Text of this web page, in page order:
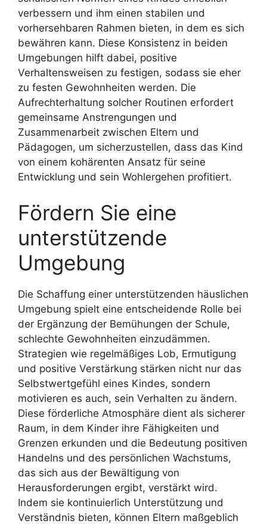
verbessern und ihm einen stabilen und
vorhersehbaren Rahmen bieten, in dem es sich
bewähren kann. Diese Konsistenz in beiden
Umgebungen hilft dabei, positive
Verhaltensweisen zu festigen, sodass sie eher
zu festen Gewohnheiten werden. Die
Aufrechterhaltung solcher Routinen erfordert
gemeinsame Anstrengungen und
Zusammenarbeit zwischen Eltern und
Pädagogen, um sicherzustellen, dass das Kind
von einem kohärenten Ansatz für seine
Entwicklung und sein Wohlergehen profitiert.
Fördern Sie eine
unterstützende
Umgebung
Die Schaffung einer unterstützenden häuslichen
Umgebung spielt eine entscheidende Rolle bei
der Ergänzung der Bemühungen der Schule,
schlechte Gewohnheiten einzudämmen.
Strategien wie regelmäßiges Lob, Ermutigung
und positive Verstärkung stärken nicht nur das
Selbstwertgefühl eines Kindes, sondern
motivieren es auch, sein Verhalten zu ändern.
Diese förderliche Atmosphäre dient als sicherer
Raum, in dem Kinder ihre Fähigkeiten und
Grenzen erkunden und die Bedeutung positiven
Handelns und des persönlichen Wachstums,
das sich aus der Bewältigung von
Herausforderungen ergibt, verstärkt wird.
Indem sie kontinuierlich Unterstützung und
Verständnis bieten, können Eltern maßgeblich